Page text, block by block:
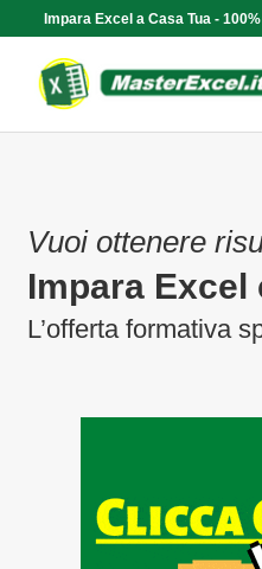
Impara Excel a Casa Tua -
Vuoi ottenere
Impara
L’offerta formativa